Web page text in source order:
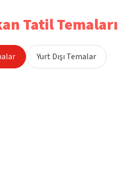
Tatil Temaları
Yurt Dışı Temalar